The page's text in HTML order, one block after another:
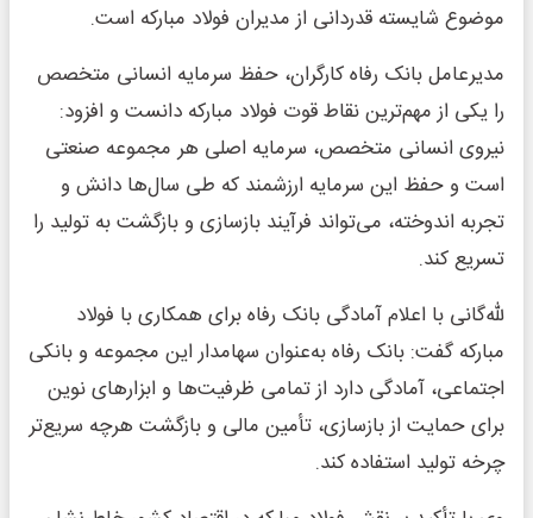
موضوع شایسته قدردانی از مدیران فولاد مبارکه است.
مدیرعامل بانک رفاه کارگران، حفظ سرمایه انسانی متخصص
را یکی از مهم‌ترین نقاط قوت فولاد مبارکه دانست و افزود:
نیروی انسانی متخصص، سرمایه اصلی هر مجموعه صنعتی
است و حفظ این سرمایه ارزشمند که طی سال‌ها دانش و
تجربه اندوخته، می‌تواند فرآیند بازسازی و بازگشت به تولید را
تسریع کند.
لله‌گانی با اعلام آمادگی بانک رفاه برای همکاری با فولاد
مبارکه گفت: بانک رفاه به‌عنوان سهامدار این مجموعه و بانکی
اجتماعی، آمادگی دارد از تمامی ظرفیت‌ها و ابزارهای نوین
برای حمایت از بازسازی، تأمین مالی و بازگشت هرچه سریع‌تر
چرخه تولید استفاده کند.